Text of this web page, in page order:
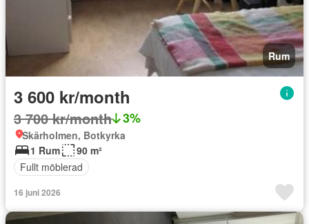
Rum
3 600 kr/month
3 700 kr/month 3%
Skärholmen, Botkyrka
1 Rum
90 m²
Fullt möblerad
16 juni 2026